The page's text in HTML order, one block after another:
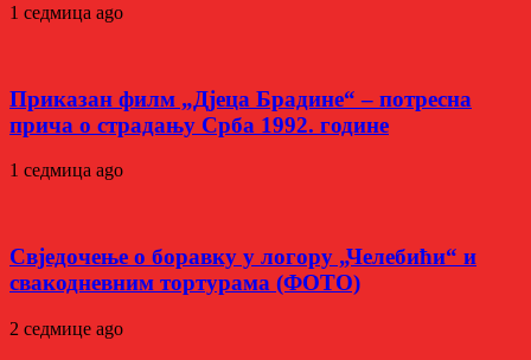
1 седмица ago
Приказан филм „Дјеца Брадине“ – потресна
прича о страдању Срба 1992. године
1 седмица ago
Свједочење о боравку у логору „Челебићи“ и
свакодневним тортурама (ФОТО)
2 седмице ago